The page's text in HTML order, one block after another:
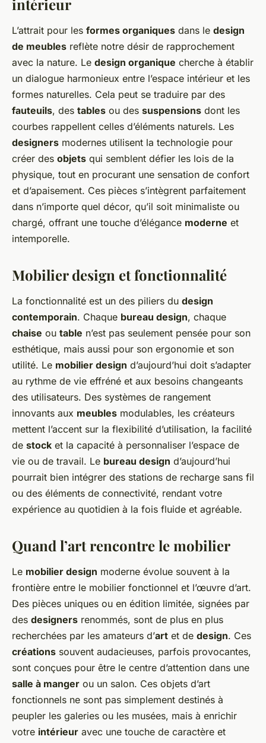
intérieur
L’attrait pour les formes organiques dans le design
de meubles reflète notre désir de rapprochement
avec la nature. Le design organique cherche à établir
un dialogue harmonieux entre l’espace intérieur et les
formes naturelles. Cela peut se traduire par des
fauteuils, des tables ou des suspensions dont les
courbes rappellent celles d’éléments naturels. Les
designers modernes utilisent la technologie pour
créer des objets qui semblent défier les lois de la
physique, tout en procurant une sensation de confort
et d’apaisement. Ces pièces s’intègrent parfaitement
dans n’importe quel décor, qu’il soit minimaliste ou
chargé, offrant une touche d’élégance moderne et
intemporelle.
Mobilier design et fonctionnalité
La fonctionnalité est un des piliers du design
contemporain. Chaque bureau design, chaque
chaise ou table n’est pas seulement pensée pour son
esthétique, mais aussi pour son ergonomie et son
utilité. Le mobilier design d’aujourd’hui doit s’adapter
au rythme de vie effréné et aux besoins changeants
des utilisateurs. Des systèmes de rangement
innovants aux meubles modulables, les créateurs
mettent l’accent sur la flexibilité d’utilisation, la facilité
de stock et la capacité à personnaliser l’espace de
vie ou de travail. Le bureau design d’aujourd’hui
pourrait bien intégrer des stations de recharge sans fil
ou des éléments de connectivité, rendant votre
expérience au quotidien à la fois fluide et agréable.
Quand l’art rencontre le mobilier
Le mobilier design moderne évolue souvent à la
frontière entre le mobilier fonctionnel et l’œuvre d’art.
Des pièces uniques ou en édition limitée, signées par
des designers renommés, sont de plus en plus
recherchées par les amateurs d’art et de design. Ces
créations souvent audacieuses, parfois provocantes,
sont conçues pour être le centre d’attention dans une
salle à manger ou un salon. Ces objets d’art
fonctionnels ne sont pas simplement destinés à
peupler les galeries ou les musées, mais à enrichir
votre intérieur avec une touche de caractère et